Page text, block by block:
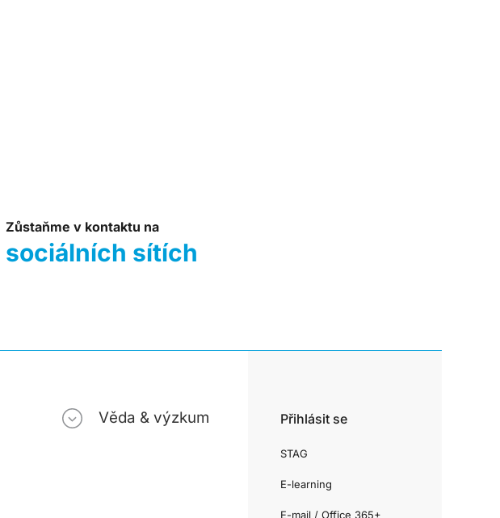
Zůstaňme v kontaktu na
sociálních sítích
Věda & výzkum Přihlásit se
STAG
E-learning
E-mail / Office 365+